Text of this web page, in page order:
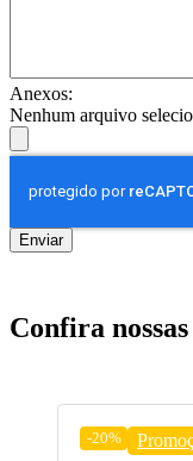
Anexos:
Nenhum arquivo
Enviar
Confira
-20%